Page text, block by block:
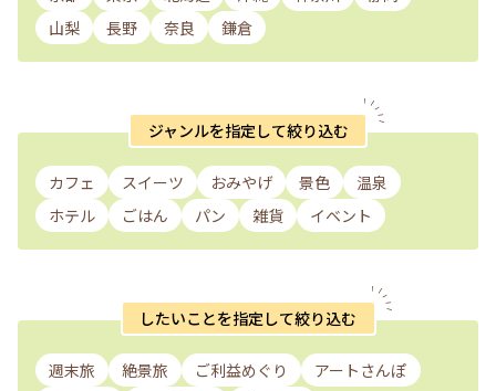
山梨
長野 奈良 鎌倉
ジャンルを指定して絞り込む
カフェ スイーツ おみやげ 景色
温泉
ホテル
ごはん パン 雑貨 イベント
したいことを指定して絞り込む
週末旅 絶景旅 ご利益めぐり
アートさんぽ